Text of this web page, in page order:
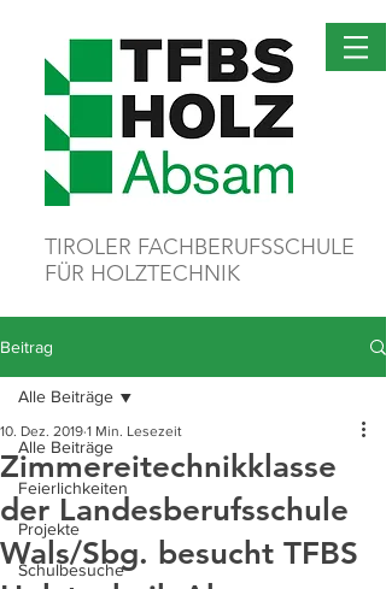
TIROLER FACHBERUFSSCHULE
FÜR HOLZTECHNIK
Beitrag
Alle Beiträge
Feierlichkeiten
Projekte
Schulbesuche
Alle Beiträge
Zimmereitechnikklasse
der Landesberufsschule
Wals/Sbg. besucht TFBS
10. Dez. 2019 1 Min. Lesezeit